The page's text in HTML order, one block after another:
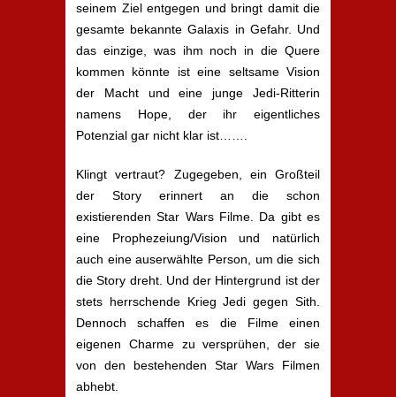
seinem Ziel entgegen und bringt damit die
gesamte bekannte Galaxis in Gefahr. Und
das einzige, was ihm noch in die Quere
kommen könnte ist eine seltsame Vision
der Macht und eine junge Jedi-Ritterin
namens Hope, der ihr eigentliches
Potenzial gar nicht klar ist…….
Klingt vertraut? Zugegeben, ein Großteil
der Story erinnert an die schon
existierenden Star Wars Filme. Da gibt es
eine Prophezeiung/Vision und natürlich
auch eine auserwählte Person, um die sich
die Story dreht. Und der Hintergrund ist der
stets herrschende Krieg Jedi gegen Sith.
Dennoch schaffen es die Filme einen
eigenen Charme zu versprühen, der sie
von den bestehenden Star Wars Filmen
abhebt.